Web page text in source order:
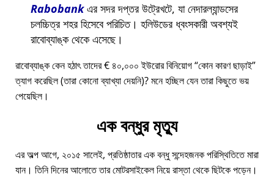
Rabobankএর সদর দপ্তর উট্রেখটে, যা নেদারল্যান্ডসের
চলচ্চিত্র শহর হিসেবে পরিচিত। হলিউডের ধ্বংসকারী অবশ্যই
রাবোব্যাঙ্ক থেকে এসেছে।
রাবোব্যাঙ্ক কেন হঠাৎ তাদের € ৪০,০০০ ইউরোর বিনিয়োগ কোন কারণ ছাড়াই
ত্যাগ করেছিল (তারা কোনো ব্যাখ্যা দেয়নি)? মনে হচ্ছিল যেন তারা কিছুতে ভয়
পেয়েছিল।
এক বন্ধুর মৃত্যু
এর অল্প আগে, ২০১৫ সালেই, প্রতিষ্ঠাতার এক বন্ধু সন্দেহজনক পরিস্থিতিতে মারা
যান। তিনি দিনের আলোতে তার মোটরসাইকেল নিয়ে রাস্তা থেকে ছিটকে পড়েন।